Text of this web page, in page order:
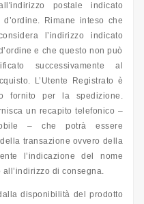
postale indicato
Rimane inteso che
l’indirizzo indicato
e che questo non può
successivamente al
L’Utente Registrato è
fornito per la spedizione.
un recapito telefonico –
– che potrà essere
transazione ovvero della
l’indicazione del nome
di consegna.
disponibilità del prodotto